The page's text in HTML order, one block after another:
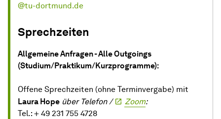
@tu-dortmund.de
Sprechzeiten
Allgemeine Anfragen - Alle Outgoings
(Studium/Praktikum/Kurzprogramme):
Offene Sprechzeiten (ohne Terminvergabe) mit
Laura Hope über Telefon / Zoom:
Tel.: + 49 231 755 4728